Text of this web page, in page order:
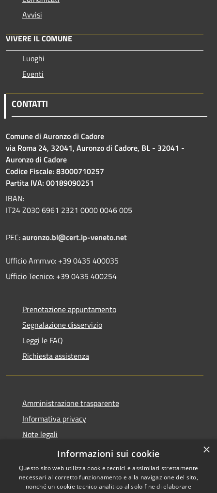
Avvisi
VIVERE IL COMUNE
Luoghi
Eventi
CONTATTI
Comune di Auronzo di Cadore
via Roma 24, 32041, Auronzo di Cadore, BL - 32041 -
Auronzo di Cadore
Codice Fiscale: 83000710257
Partita IVA: 00189090251
IBAN:
IT24 Z030 6961 2321 0000 0046 005
PEC:auronzo.bl@cert.ip-veneto.net
Ufficio Amm.vo: +39 0435 400035
Ufficio Tecnico: +39 0435 400254
Prenotazione appuntamento
Segnalazione disservizio
Leggi le FAQ
Richiesta assistenza
Amministrazione trasparente
Informativa privacy
Note legali
Dichiarazione di accessibilità
×
Informazioni sui cookie
Questo sito web utilizza cookie tecnici e assimilati strettamente
necessari al corretto funzionamento e alla navigazione del sito,
nonché un cookie tecnico analitico al solo fine di elaborare